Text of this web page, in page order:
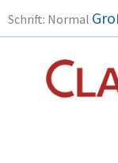
Schrift: Normal